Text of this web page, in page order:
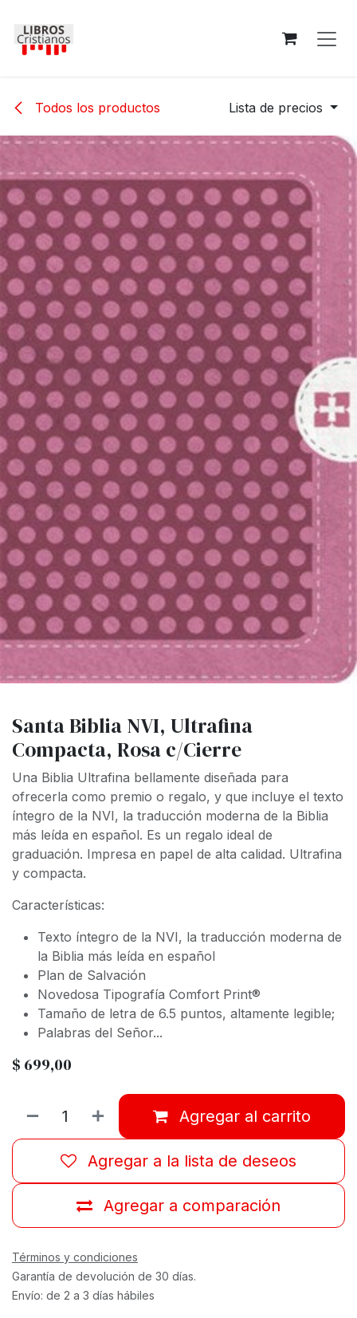
Todos los productos Lista de precios
Santa Biblia NVI, Ultrafina
Compacta, Rosa c/Cierre
Una Biblia Ultrafina bellamente diseñada para
ofrecerla como premio o regalo, y que incluye el texto
íntegro de la NVI, la traducción moderna de la Biblia
más leída en español. Es un regalo ideal de
graduación. Impresa en papel de alta calidad. Ultrafina
y compacta.
Características:
Texto íntegro de la NVI, la traducción moderna de
la Biblia más leída en español
Plan de Salvación
Novedosa Tipografía Comfort Print®
Tamaño de letra de 6.5 puntos, altamente legible;
Palabras del Señor...
$ 699,00
Agregar al carrito
Agregar a comparación
Agregar a la lista de deseos
Términos y condiciones
Garantía de devolución de 30 días.
Envío: de 2 a 3 días hábiles